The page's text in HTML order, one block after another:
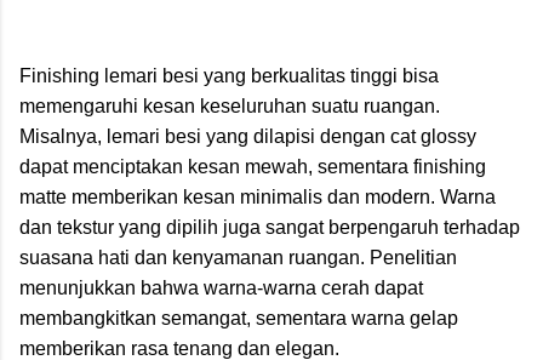
Finishing lemari besi yang berkualitas tinggi bisa
memengaruhi kesan keseluruhan suatu ruangan.
Misalnya, lemari besi yang dilapisi dengan cat glossy
dapat menciptakan kesan mewah, sementara finishing
matte memberikan kesan minimalis dan modern. Warna
dan tekstur yang dipilih juga sangat berpengaruh terhadap
suasana hati dan kenyamanan ruangan. Penelitian
menunjukkan bahwa warna-warna cerah dapat
membangkitkan semangat, sementara warna gelap
memberikan rasa tenang dan elegan.